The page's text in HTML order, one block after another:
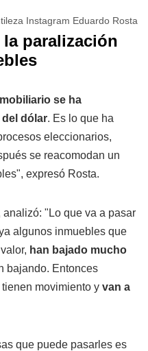
Instagram Eduardo Rosta
paralización
se ha
dólar. Es lo que ha
eleccionarios,
se reacomodan un
expresó Rosta.
"Lo que va a pasar
algunos inmuebles que
han bajado mucho
bajando. Entonces
movimiento y van a
que puede pasarles es